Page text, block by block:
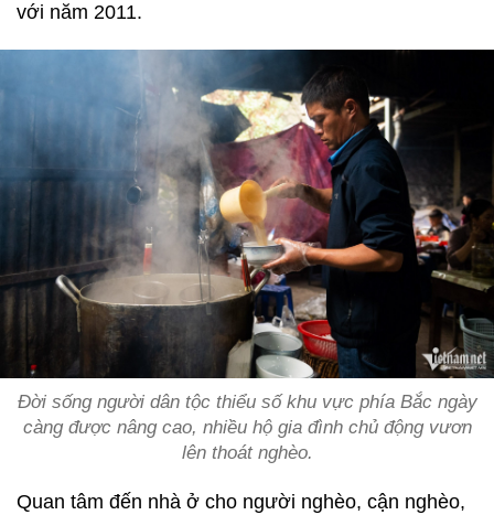
với năm 2011.
Đời sống người dân tộc thiểu số khu vực phía Bắc ngày
càng được nâng cao, nhiều hộ gia đình chủ động vươn
lên thoát nghèo.
Quan tâm đến nhà ở cho người nghèo, cận nghèo,